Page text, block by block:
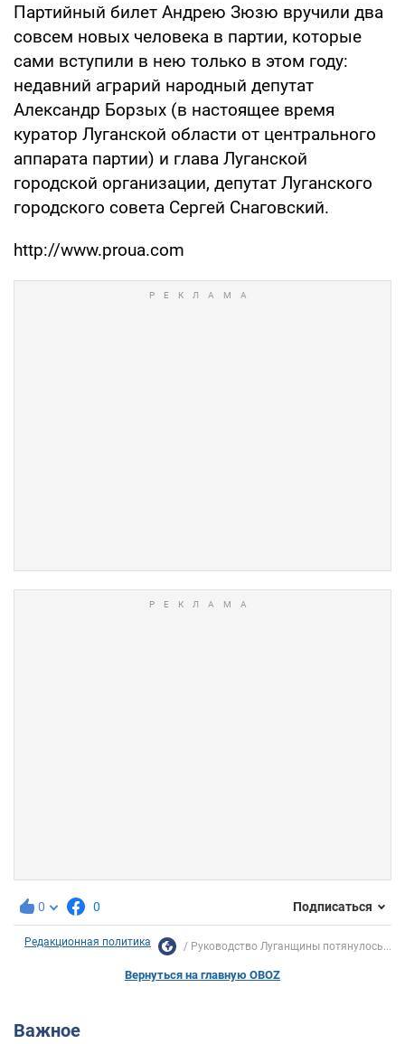
Партийный билет Андрею Зюзю вручили два
совсем новых человека в партии, которые
сами вступили в нею только в этом году:
недавний аграрий народный депутат
Александр Борзых (в настоящее время
куратор Луганской области от центрального
аппарата партии) и глава Луганской
городской организации, депутат Луганского
городского совета Сергей Снаговский.
http://www.proua.com
0 0 Подписаться
Редакционная политика Руководство Луганщины потянулось...
Вернуться на главную OBOZ
Важное